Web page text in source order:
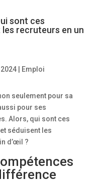
sont ces
recruteurs en un
| Emploi
seulement pour sa
pour ses
Alors, qui sont ces
séduisent les
d’œil ?